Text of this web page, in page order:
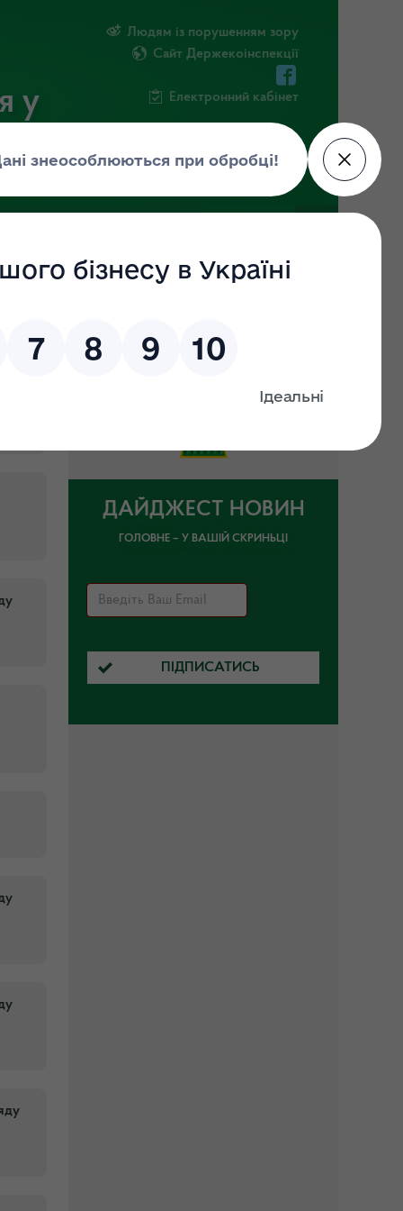
у
Людям із порушенням зору
Сайт Держекоінспекції
Електронний кабінет
ДАЙДЖЕСТ НОВИН
ГОЛОВНЕ – У ВАШІЙ СКРИНЬЦІ
ПІДПИСАТИСЬ